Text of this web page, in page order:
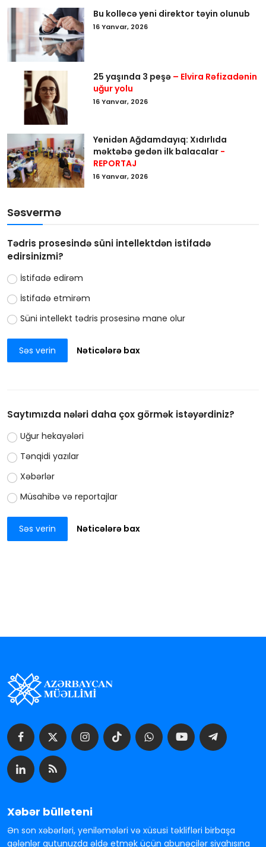
Bu kollecə yeni direktor təyin olunub
16 Yanvar, 2026
25 yaşında 3 peşə – Elvira Rəfizadənin
uğur yolu
16 Yanvar, 2026
Yenidən Ağdamdayıq: Xıdırlıda
məktəbə gedən ilk balacalar -
REPORTAJ
16 Yanvar, 2026
Səsvermə
Tədris prosesində süni intellektdən istifadə
edirsinizmi?
İstifadə edirəm
İstifadə etmirəm
Süni intellekt tədris prosesinə mane olur
Səs verin Nəticələrə bax
Saytımızda nələri daha çox görmək istəyərdiniz?
Uğur hekayələri
Tənqidi yazılar
Xəbərlər
Müsahibə və reportajlar
Səs verin Nəticələrə bax
Xəbər bülleteni
Ən son xəbərləri, yeniləmələri və xüsusi təklifləri birbaşa
gələnlər qutunuzda əldə etmək üçün abunəçilər siyahısına